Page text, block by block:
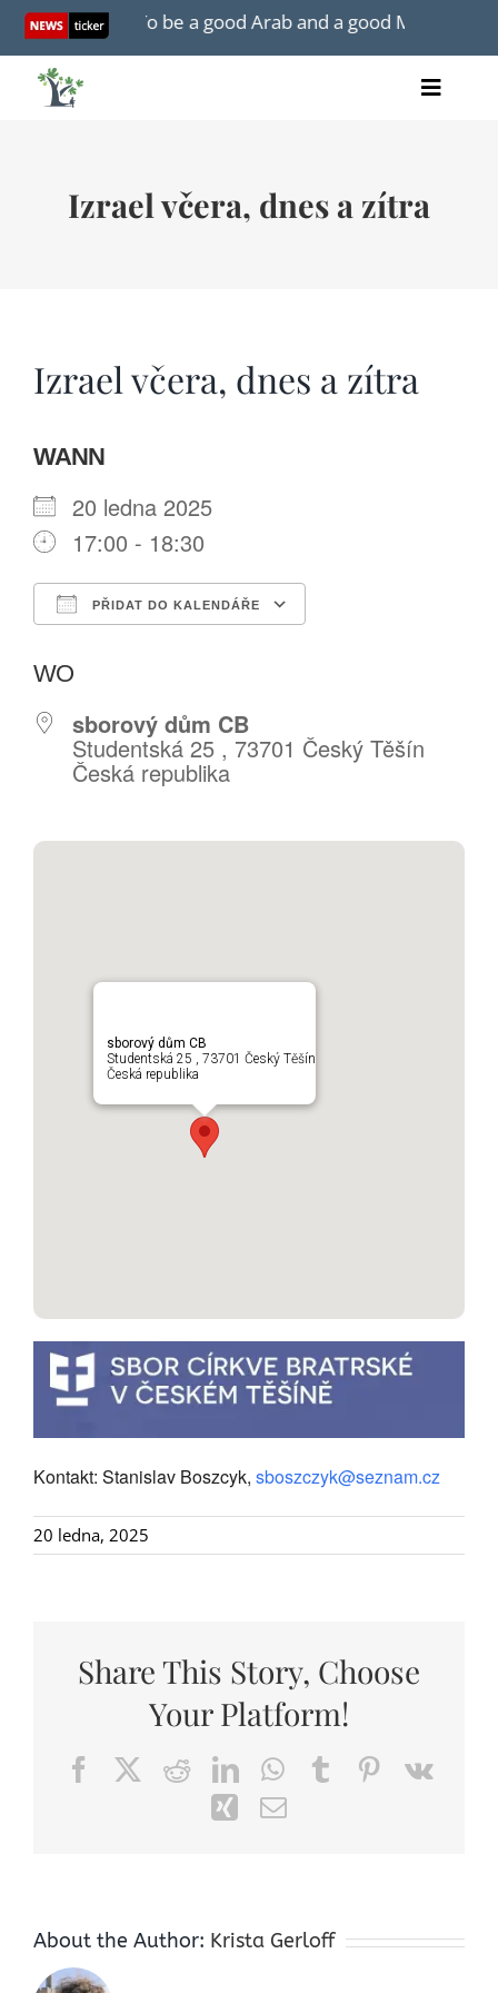
Skip
content
Israel: 'To be a good Arab and a good Muslim, part
Toggle
videa
DARY
Izrael včera, dnes a zítra
Izrael včera, dnes a zítra
WANN
20 ledna 2025
17:00 - 18:30
PŘIDAT DO KALENDÁŘE
WO
sborový dům CB
Studentská 25 , 73701 Český Těšín
Česká republika
sborový dům CB
Studentská 25 , 73701 Český Těšín
Česká republika
Kontakt: Stanislav Boszcyk, sboszczyk@seznam.cz
20 ledna, 2025
Share This Story, Choose
Your Platform!
FacebookRedditLinkedInWhatsApp
TumblrPinterest
Vk
XingEmail
About the Author: Krista Gerloff